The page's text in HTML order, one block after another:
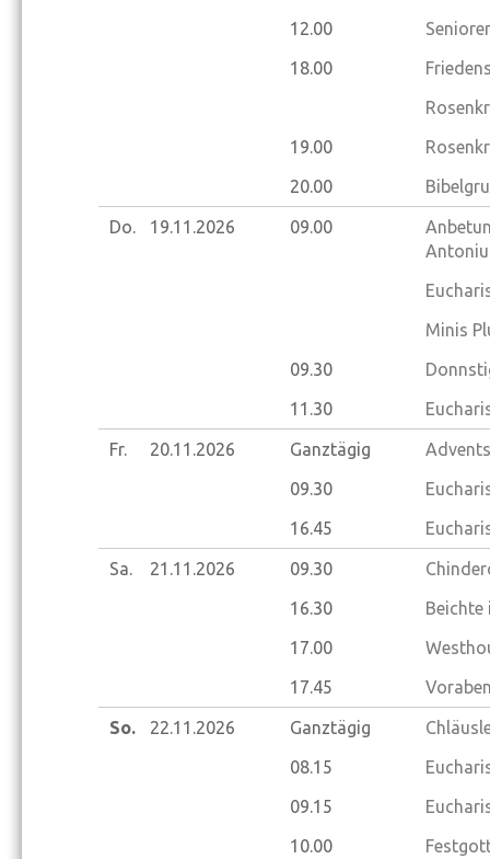
12.00
18.00
19.00
20.00
Do. 19.11.2026 09.00
Minis
09.30
11.30
Fr. 20.11.2026 Ganztägig
09.30
16.45
Sa. 21.11.2026 09.30
16.30
Beichte
17.00
17.45
So. 22.11.2026 Ganztägig
08.15
09.15
10.00